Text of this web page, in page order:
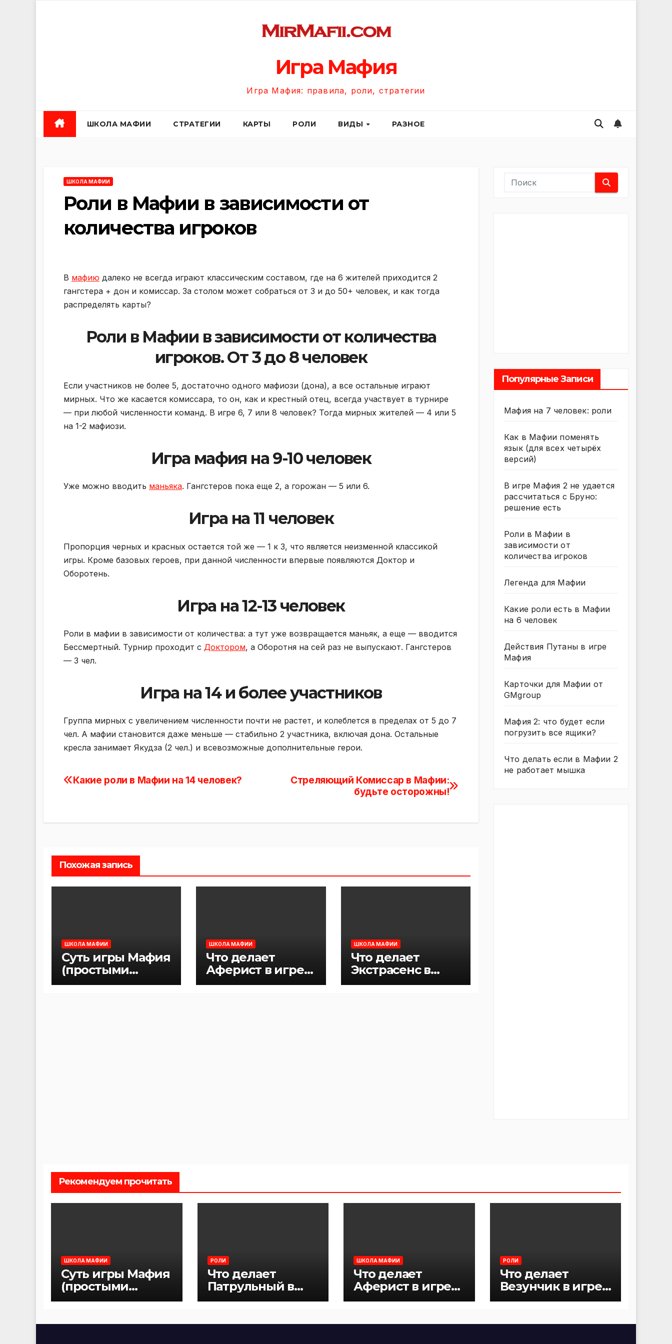
Игра Мафия
Игра Мафия: правила, роли, стратегии
ШКОЛА МАФИИ СТРАТЕГИИ КАРТЫ РОЛИ ВИДЫ РАЗНОЕ
ШКОЛА МАФИИ
Роли в Мафии в зависимости от
количества игроков
В мафию далеко не всегда играют классическим составом, где на 6 жителей приходится 2
гангстера + дон и комиссар. За столом может собраться от 3 и до 50+ человек, и как тогда
распределять карты?
Роли в Мафии в зависимости от количества
игроков. От 3 до 8 человек
Если участников не более 5, достаточно одного мафиози (дона), а все остальные играют
мирных. Что же касается комиссара, то он, как и крестный отец, всегда участвует в турнире
— при любой численности команд. В игре 6, 7 или 8 человек? Тогда мирных жителей — 4 или 5
на 1-2 мафиози.
Игра мафия на 9-10 человек
Уже можно вводить маньяка. Гангстеров пока еще 2, а горожан — 5 или 6.
Игра на 11 человек
Пропорция черных и красных остается той же — 1 к 3, что является неизменной классикой
игры. Кроме базовых героев, при данной численности впервые появляются Доктор и
Оборотень.
Игра на 12-13 человек
Роли в мафии в зависимости от количества: а тут уже возвращается маньяк, а еще — вводится
Бессмертный. Турнир проходит с Доктором, а Оборотня на сей раз не выпускают. Гангстеров
— 3 чел.
Игра на 14 и более участников
Группа мирных с увеличением численности почти не растет, и колеблется в пределах от 5 до 7
чел. А мафии становится даже меньше — стабильно 2 участника, включая дона. Остальные
кресла занимает Якудза (2 чел.) и всевозможные дополнительные герои.
Навигация
записям
Стреляющий Комиссар в Мафии:
будьте осторожны!
Какие роли в Мафии на 14 человек?
Похожая запись
ШКОЛА МАФИИ
Суть игры Мафия
(простыми
словами)
ШКОЛА МАФИИ
Что делает
Аферист в игре
Мафия
ШКОЛА МАФИИ
Что делает
Экстрасенс в
игре Мафия
Популярные Записи
Мафия на 7 человек: роли
Как в Мафии поменять
язык (для всех четырёх
версий)
В игре Мафия 2 не удается
рассчитаться с Бруно:
решение есть
Роли в Мафии в
зависимости от
количества игроков
Легенда для Мафии
Какие роли есть в Мафии
на 6 человек
Действия Путаны в игре
Мафия
Карточки для Мафии от
GMgroup
Мафия 2: что будет если
погрузить все ящики?
Что делать если в Мафии 2
не работает мышка
Рекомендуем прочитать
ШКОЛА МАФИИ
Суть игры Мафия
(простыми
словами)
РОЛИ
Что делает
Патрульный в
игре Мафия
ШКОЛА МАФИИ
Что делает
Аферист в игре
Мафия
РОЛИ
Что делает
Везунчик в игре
Мафия?